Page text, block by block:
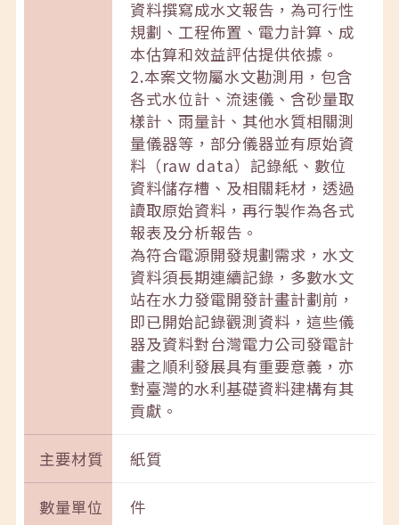
資料撰寫成水文報告，為可行性
規劃、工程佈置、電力計算、成
本估算和效益評估提供依據。
2.本案文物屬水文勘測用，包含
各式水位計、流速儀、含砂量取
樣計、雨量計、其他水質相關測
量儀器等，部分儀器並有原始資
料（raw data）記錄紙、數位
資料儲存槽、及相關耗材，透過
讀取原始資料，再行製作為各式
報表及分析報告。
為符合電源開發規劃需求，水文
資料須長期連續記錄，多數水文
站在水力發電開發計畫計劃前，
即已開始記錄觀測資料，這些儀
器及資料對台灣電力公司發電計
畫之順利發展具有重要意義，亦
對臺灣的水利基礎資料建構有其
貢獻。
主要材質 紙質
數量單位 件